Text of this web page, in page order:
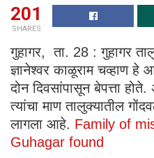
201
SHARES
गुहागर, ता. 28 : गुहागर
ज्ञानेश्वर काळूराम चव्हाण हे
दोन दिवसांपासून बेपत्ता
त्यांचा माण तालुक्यातील
लागला आहे. Family of
Guhagar found